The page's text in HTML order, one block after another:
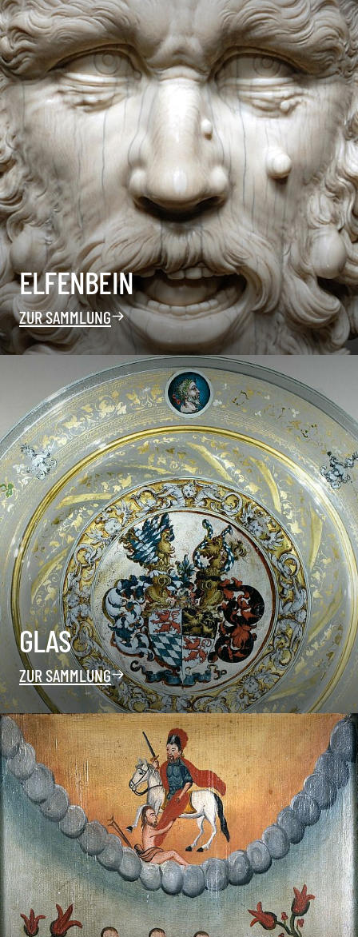
ELFENBEIN
ZUR SAMMLUNG
GLAS
ZUR SAMMLUNG